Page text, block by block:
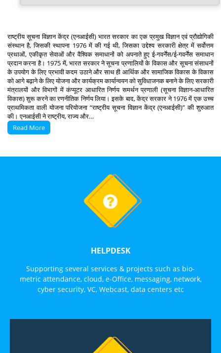
राष्ट्रीय सूचना विज्ञान केंद्र (एनआईसी) भारत सरकार का एक प्रमुख विज्ञान एवं प्रौद्योगिकी
संस्थान है, जिसकी स्थापना 1976 में की गई थी, जिसका उद्देश्य सरकारी क्षेत्र में सर्वोत्तम
प्रथाओं, एकीकृत सेवाओं और वैश्विक समाधानों को अपनाते हुए ई-गवर्नेंस/ई-गवर्नेंस समाधान
प्रदान करना है। 1975 में, भारत सरकार ने सूचना प्रणालियों के विकास और सूचना संसाधनों
के उपयोग के लिए प्रभावी कदम उठाने और साथ ही आर्थिक और सामाजिक विकास के विकास
को आगे बढ़ाने के लिए योजना और कार्यक्रम कार्यान्वयन को सुविधाजनक बनाने के लिए सरकारी
मंत्रालयों और विभागों में कंप्यूटर आधारित निर्णय समर्थन प्रणाली (सूचना विज्ञान-आधारित
विकास) शुरू करने का रणनीतिक निर्णय लिया। इसके बाद, केंद्र सरकार ने 1976 में एक उच्च
प्राथमिकता वाली योजना परियोजना “राष्ट्रीय सूचना विज्ञान केंद्र (एनआईसी)” की शुरुआत
की। एनआईसी ने राष्ट्रीय, राज्य और…
Read More
HELPDESK
Supporting several services & projects such as bio-
metric attendance, cloud, e-Office, messaging, network,
cyber security, VC, Webcast, data centers etc